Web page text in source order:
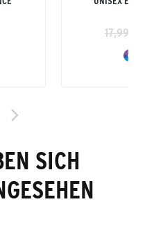
17,99 € *
SICH